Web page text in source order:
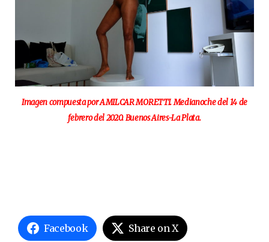
Imagen compuesta por AMILCAR MORETTI. Medianoche del 14 de
febrero del 2020. Buenos Aires-La Plata.
Facebook Share on X